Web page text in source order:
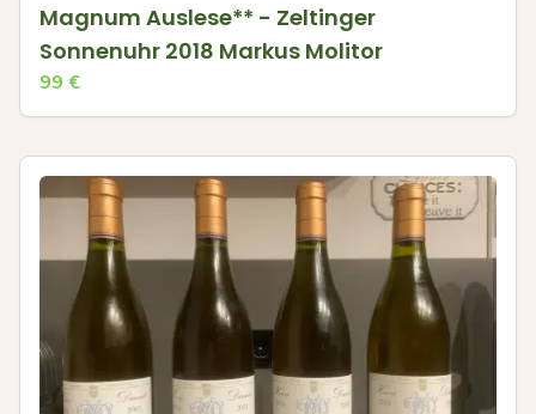
Magnum Auslese** - Zeltinger
Sonnenuhr 2018 Markus Molitor
99 €